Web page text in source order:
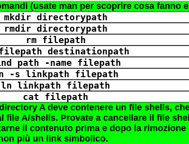
(usate man per scoprire cosa fanno
mkdir directorypath
rmdir directorypath
rm filepath
destinationpath
path -name filepath
-s linkpath filepath
ln linkpath filepath
cat filepath
A deve contenere un file shells,
A/shells. Provate a cancellare il file
il contenuto prima e dopo la
più un link simbolico.